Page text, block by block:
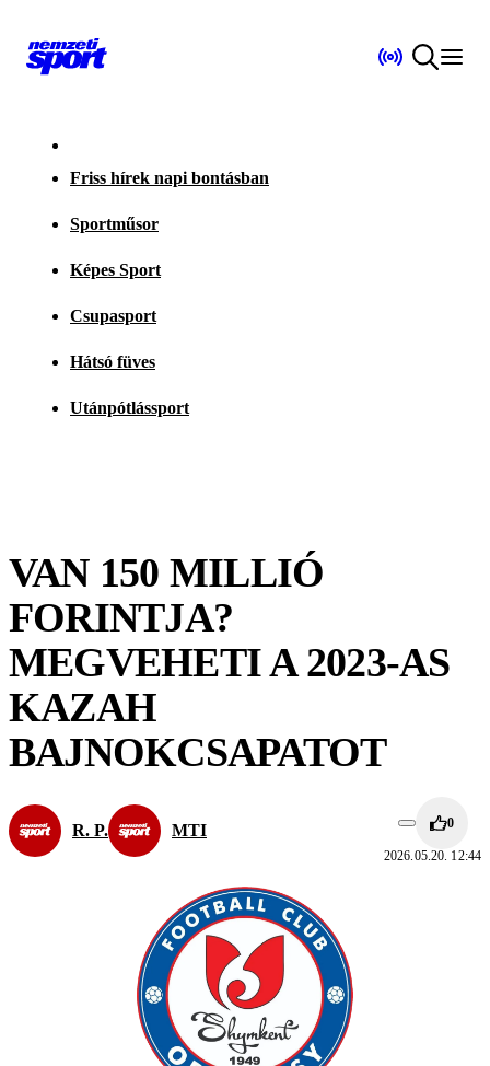
Friss hírek napi bontásban
Sportműsor
Képes Sport
Csupasport
Hátsó füves
Utánpótlássport
VAN 150 MILLIÓ
FORINTJA?
MEGVEHETI A 2023-AS
KAZAH
BAJNOKCSAPATOT
R. P. MTI 0
2026.05.20. 12:44